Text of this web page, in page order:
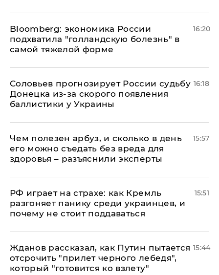
Bloomberg: экономика России
подхватила "голландскую болезнь" в
самой тяжелой форме
16:20
Соловьев прогнозирует России судьбу
Донецка из-за скорого появления
баллистики у Украины
16:18
Чем полезен арбуз, и сколько в день
его можно съедать без вреда для
здоровья – разъяснили эксперты
15:57
РФ играет на страхе: как Кремль
разгоняет панику среди украинцев, и
почему не стоит поддаваться
15:51
Жданов рассказал, как Путин пытается
отсрочить "прилет черного лебедя",
который "готовится ко взлету"
15:44